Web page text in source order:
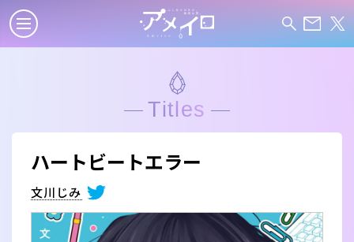
Titles
ハートビートエラー
文川じみ